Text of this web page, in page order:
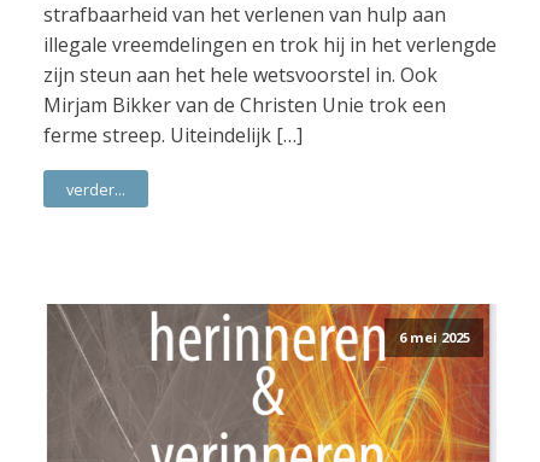
strafbaarheid van het verlenen van hulp aan
illegale vreemdelingen en trok hij in het verlengde
zijn steun aan het hele wetsvoorstel in. Ook
Mirjam Bikker van de Christen Unie trok een
ferme streep. Uiteindelijk […]
verder...
6 mei 2025